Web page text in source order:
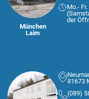
München
Laim
Mo.-
der
81673
(089)